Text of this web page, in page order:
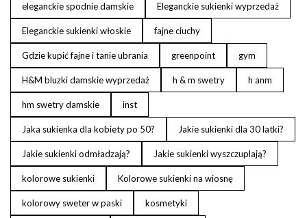
eleganckie spodnie damskie Eleganckie sukienki wyprzedaż
Eleganckie sukienki włoskie fajne ciuchy
Gdzie kupić fajne i tanie ubrania greenpoint gym
H&M bluzki damskie wyprzedaż h & m swetry h anm
hm swetry damskie inst
Jaka sukienka dla kobiety po 50? Jakie sukienki dla 30 latki?
Jakie sukienki odmładzają? Jakie sukienki wyszczuplają?
kolorowe sukienki Kolorowe sukienki na wiosnę
kolorowy sweter w paski kosmetyki